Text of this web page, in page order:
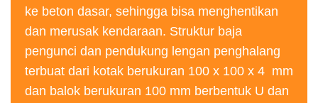
ke beton dasar, sehingga bisa menghentikan
dan merusak kendaraan. Struktur baja
pengunci dan pendukung lengan penghalang
terbuat dari kotak berukuran 100 x 100 x 4 mm
dan balok berukuran 100 mm berbentuk U dan